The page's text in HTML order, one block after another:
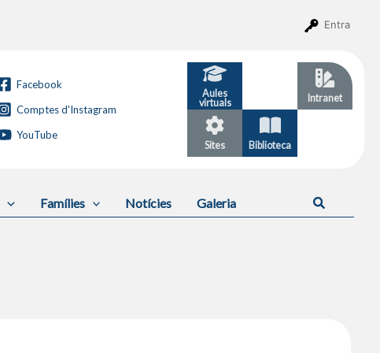
Entra
Facebook
Comptes d'Instagram
YouTube
Aules
virtuals
Intranet
Sites Biblioteca
Famílies Notícies Galeria Cerca